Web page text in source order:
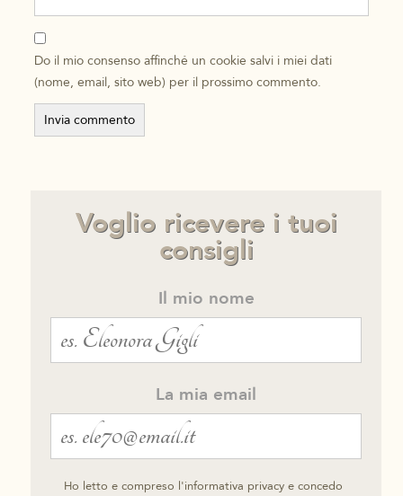
Do il mio consenso affinché un cookie salvi i miei dati
(nome, email, sito web) per il prossimo commento.
Voglio ricevere i tuoi
consigli
Il mio nome
La mia email
Ho letto e compreso l'informativa privacy e concedo